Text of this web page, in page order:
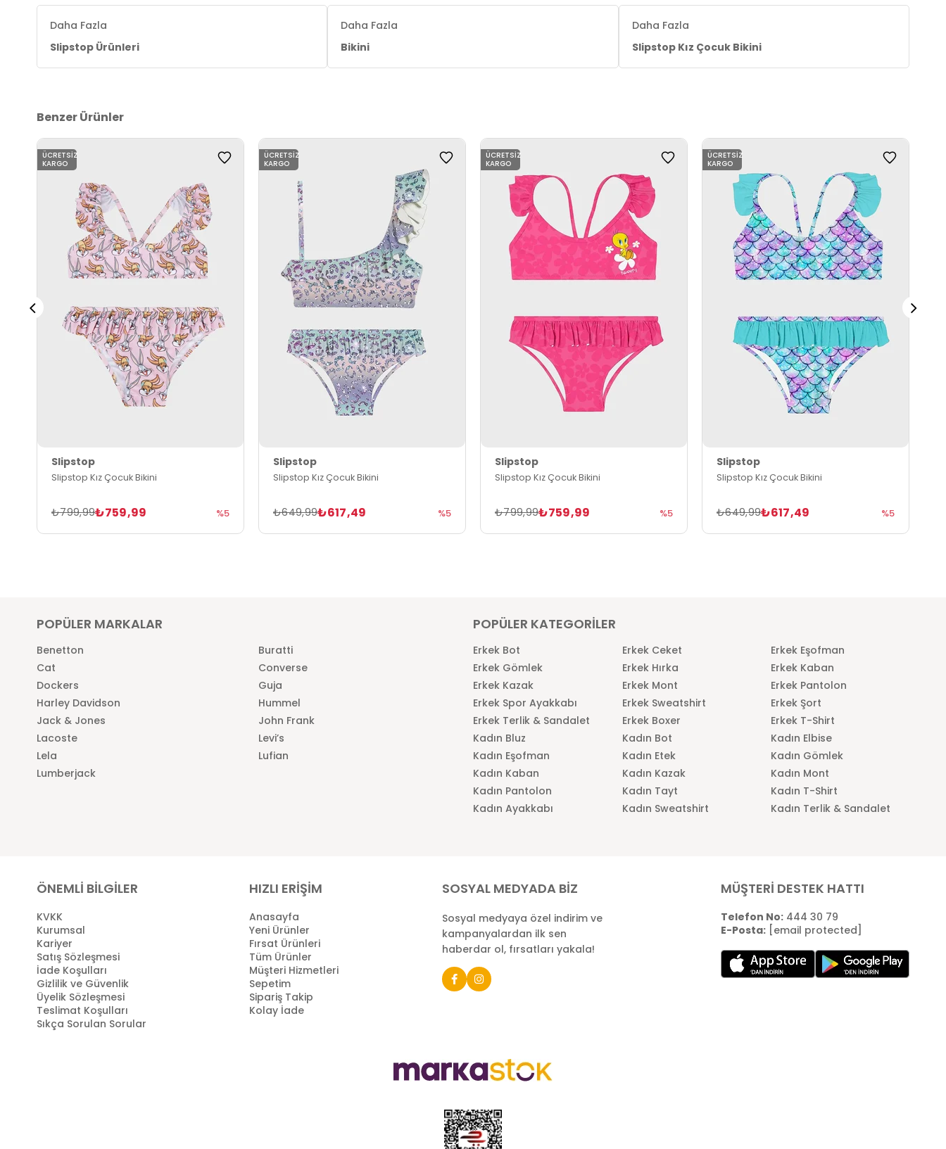
Daha Fazla
Slipstop Ürünleri
Daha Fazla
Bikini
Daha Fazla
Slipstop Kız Çocuk Bikini
Benzer Ürünler
Slipstop
Slipstop Kız Çocuk Bikini
₺759,99
₺799,99 %5
ÜCRETSIZ
KARGO
Slipstop
Slipstop Kız Çocuk Bikini
₺617,49
₺649,99 %5
ÜCRETSIZ
KARGO
Slipstop
Slipstop Kız Çocuk Bikini
₺759,99
₺799,99 %5
ÜCRETSIZ
KARGO
Slipstop
Slipstop Kız Çocuk Bikini
₺617,49
₺649,99 %5
ÜCRETSIZ
KARGO
POPÜLER MARKALAR
Benetton
Buratti
Cat
Converse
Dockers
Guja
Harley Davidson
Hummel
Jack & Jones
John Frank
Lacoste
Levi’s
Lela
Lufian
Lumberjack
POPÜLER KATEGORİLER
Erkek Bot Erkek Ceket
Erkek Eşofman
Erkek Gömlek
Erkek Hırka
Erkek Kaban
Erkek Kazak
Erkek Mont
Erkek Pantolon
Erkek Spor Ayakkabı
Erkek Sweatshirt
Erkek Şort
Erkek Terlik & Sandalet
Erkek Boxer
Erkek T-Shirt
Kadın Bluz
Kadın Bot
Kadın Elbise
Kadın Eşofman
Kadın Etek
Kadın Gömlek
Kadın Kaban
Kadın Kazak
Kadın Mont
Kadın Pantolon
Kadın Tayt
Kadın T-Shirt
Kadın Ayakkabı
Kadın Sweatshirt Kadın Terlik & Sandalet
ÖNEMLİ BİLGİLER
KVKK
Kurumsal
Kariyer
Satış Sözleşmesi
İade Koşulları
Gizlilik ve Güvenlik
Üyelik Sözleşmesi
Teslimat Koşulları
Sıkça Sorulan Sorular
HIZLI ERİŞİM
Anasayfa
Yeni Ürünler
Fırsat Ürünleri
Tüm Ürünler
Müşteri Hizmetleri
Sepetim
Sipariş Takip
Kolay İade
SOSYAL MEDYADA BİZ
Sosyal medyaya özel indirim ve
kampanyalardan ilk sen
haberdar ol, fırsatları yakala!
MÜŞTERİ DESTEK HATTI
Telefon No:444 30 79
E-Posta: [email protected]